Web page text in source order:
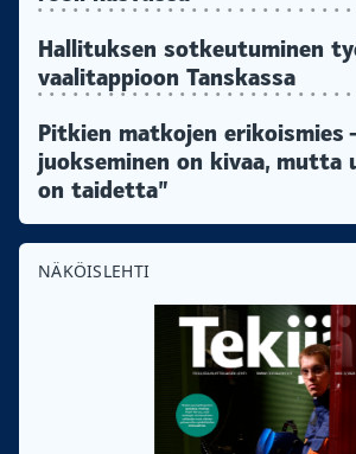
Hallituksen sotkeutuminen
vaalitappioon Tanskassa
Pitkien matkojen erikoismies
juokseminen on kivaa, mutta
on taidetta”
NÄKÖISLEHTI